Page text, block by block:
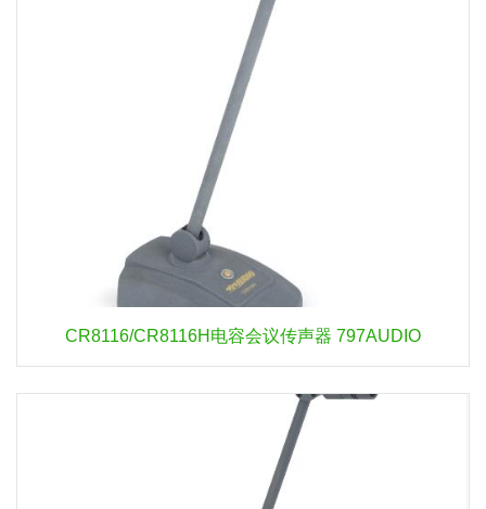
CR8116/CR8116H电容会议传声器 797AUDIO